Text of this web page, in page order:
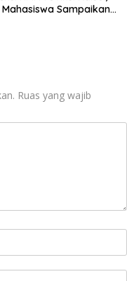
Sampaikan
Ruas yang wajib